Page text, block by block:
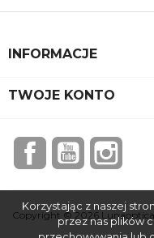
INFORMACJE
TWOJE KONTO
FacebookYouTube
Copyright © 2026
Korzystając z naszej
przez nas plików